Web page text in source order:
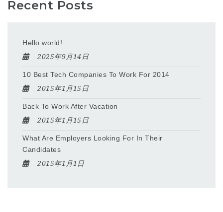
Recent Posts
Hello world!
2025年9月14日
10 Best Tech Companies To Work For 2014
2015年1月15日
Back To Work After Vacation
2015年1月15日
What Are Employers Looking For In Their
Candidates
2015年1月1日